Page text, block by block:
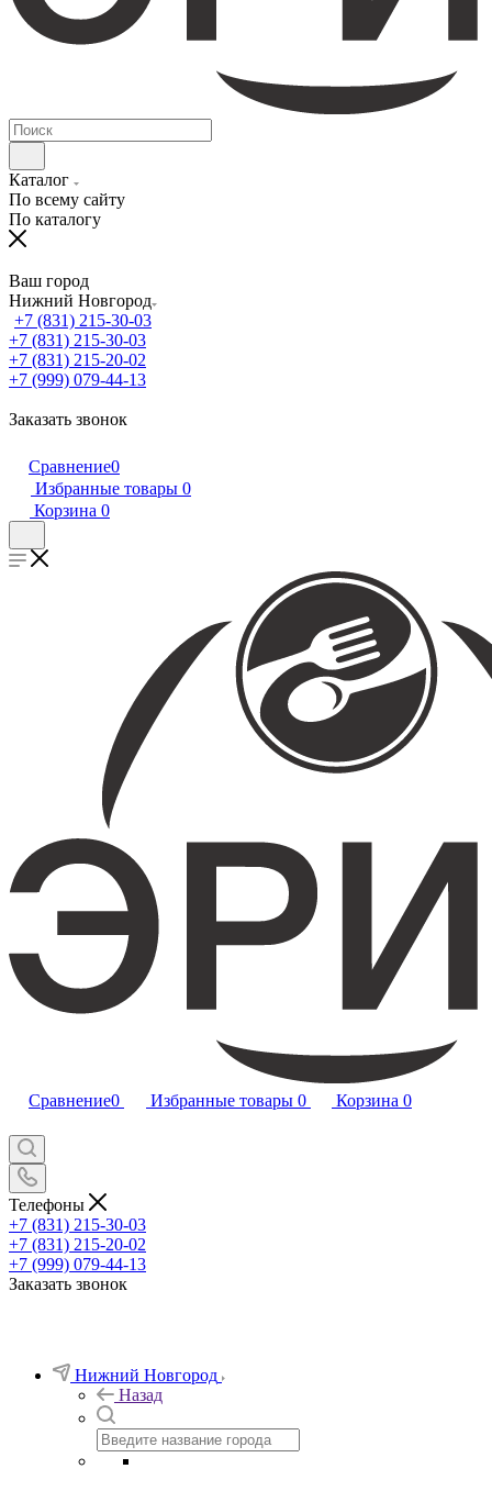
Каталог
По всему сайту
По каталогу
Ваш город
Нижний Новгород
+7 (831) 215-30-03
+7 (831) 215-30-03
+7 (831) 215-20-02
+7 (999) 079-44-13
Заказать звонок
Сравнение0
Избранные товары 0
Корзина 0
Сравнение0 Избранные товары 0 Корзина 0
Телефоны
+7 (831) 215-30-03
+7 (831) 215-20-02
+7 (999) 079-44-13
Заказать звонок
Нижний Новгород
Назад